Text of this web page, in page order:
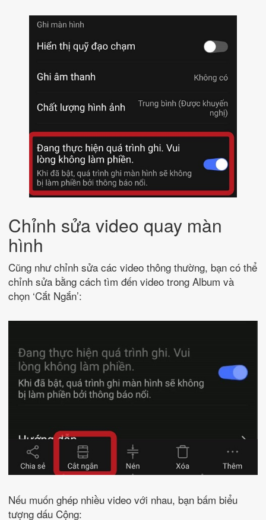
Chỉnh sửa video quay màn
hình
Cũng như chỉnh sửa các video thông thường, bạn có thể
chỉnh sửa bằng cách tìm đến video trong Album và
chọn ‘Cắt Ngắn’:
Nếu muốn ghép nhiều video với nhau, bạn bấm biểu
tượng dấu Cộng: